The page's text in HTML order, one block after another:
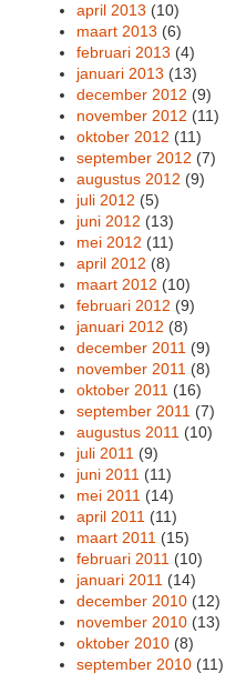
april 2013 (10)
maart 2013 (6)
februari 2013 (4)
januari 2013 (13)
december 2012 (9)
november 2012 (11)
oktober 2012 (11)
september 2012 (7)
augustus 2012 (9)
juli 2012 (5)
juni 2012 (13)
mei 2012 (11)
april 2012 (8)
maart 2012 (10)
februari 2012 (9)
januari 2012 (8)
december 2011 (9)
november 2011 (8)
oktober 2011 (16)
september 2011 (7)
augustus 2011 (10)
juli 2011 (9)
juni 2011 (11)
mei 2011 (14)
april 2011 (11)
maart 2011 (15)
februari 2011 (10)
januari 2011 (14)
december 2010 (12)
november 2010 (13)
oktober 2010 (8)
september 2010 (11)